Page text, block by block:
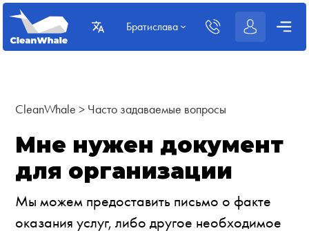
Братислава
CleanWhale > Часто задаваемые вопросы
Мне нужен документ
для организации
Мы можем предоставить письмо о факте
оказания услуг, либо другое необходимое